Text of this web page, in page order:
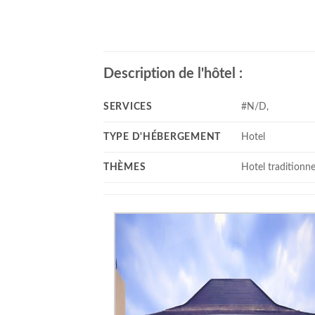
Description de l'hôtel :
SERVICES #N/D,
TYPE D'HÉBERGEMENT Hotel
THÈMES Hotel